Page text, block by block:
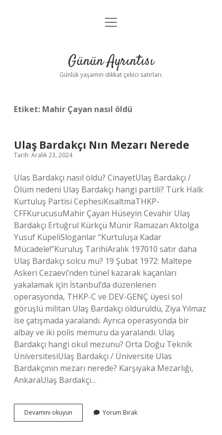
Anasayfa
Yasal Uyarı
menüyü
Günün Ayrıntısı
Günlük yaşamın dikkat çekici satırları.
Etiket: Mahir Çayan nasıl öldü
Ulaş Bardakçı Nın Mezarı Nerede
Tarih: Aralık 23, 2024
Ulas Bardakçı nasıl öldü? CinayetUlaş Bardakçı /
Ölüm nedeni Ulaş Bardakçı hangi partili? Türk Halk
Kurtuluş Partisi CephesiKısaltmaTHKP-
CFFKurucusuMahir Çayan Hüseyin Cevahir Ulaş
Bardakçı Ertuğrul Kürkçü Münir Ramazan Aktolga
Yusuf KüpeliSloganlar “Kurtuluşa Kadar
Mücadele!”Kuruluş TarihiAralık 197010 satır daha
Ulaş Bardakçı solcu mu? 19 Şubat 1972: Maltepe
Askeri Cezaevi’nden tünel kazarak kaçanları
yakalamak için İstanbul’da düzenlenen
operasyonda, THKP-C ve DEV-GENÇ üyesi sol
görüşlü militan Ulaş Bardakçı öldürüldü, Ziya Yılmaz
ise çatışmada yaralandı. Ayrıca operasyonda bir
albay ve iki polis memuru da yaralandı. Ulaş
Bardakçı hangi okul mezunu? Orta Doğu Teknik
ÜniversitesiUlaş Bardakçı / Üniversite Ulas
Bardakçının mezarı nerede? Karşıyaka Mezarlığı,
AnkaraUlaş Bardakçı…
Devamını okuyun
Bardakçı
Yorum Bırak